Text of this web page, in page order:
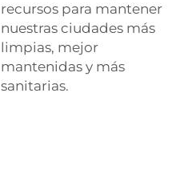
recursos para mantener
nuestras ciudades más
limpias, mejor
mantenidas y más
sanitarias.